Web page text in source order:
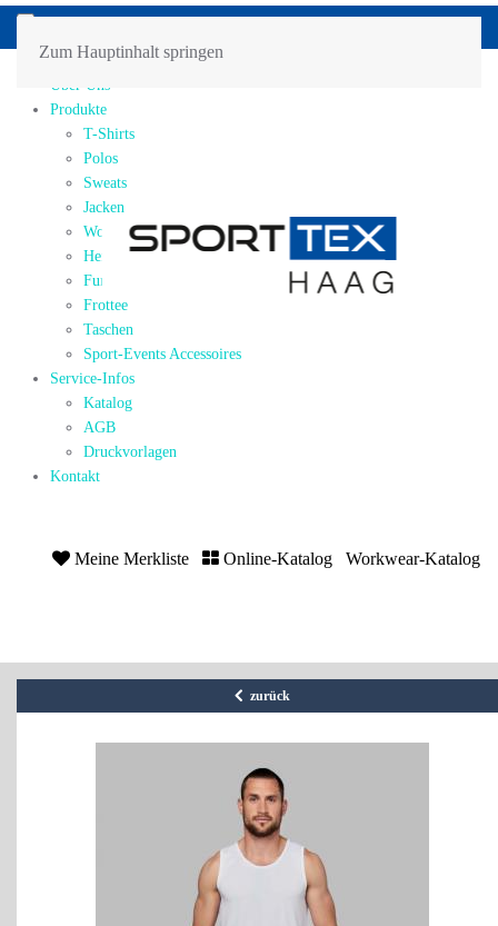
Zum Hauptinhalt springen
Home
Über Uns
Produkte
T-Shirts
Polos
Sweats
Jacken
Workwear
Hemden / Blusen
Funktions-Shirts/Sports
Frottee
Taschen
Sport-Events Accessoires
Service-Infos
Katalog
AGB
Druckvorlagen
Kontakt
Meine Merkliste Online-Katalog Workwear-Katalog
zurück